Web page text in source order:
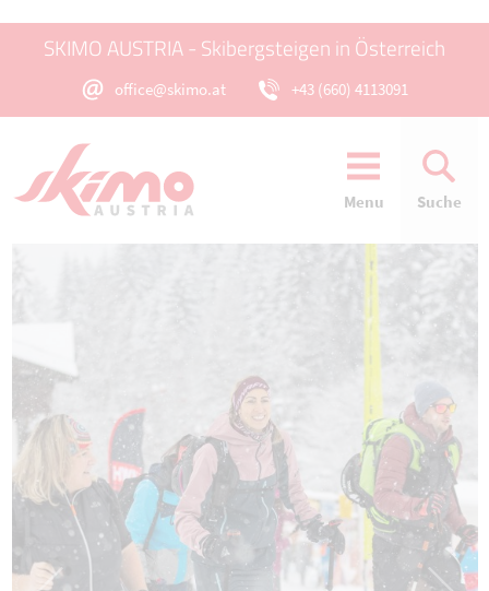
SKIMO AUSTRIA - Skibergsteigen in Österreich
office@skimo.at +43 (660) 4113091
Menu Suche